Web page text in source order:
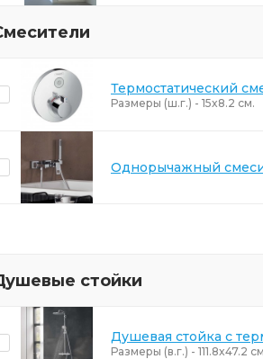
Термостатический
Размеры (ш.г.) - 15x8.2 см.
Однорычажный
стойки
Душевая стойка с
Размеры (в.г.) - 111.8x47.2